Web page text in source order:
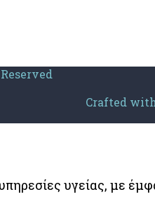
Crafted
υγείας, με